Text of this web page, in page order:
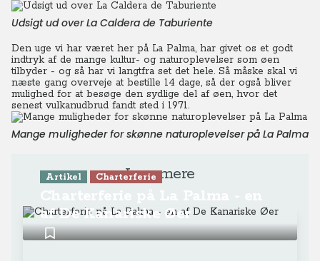
Udsigt ud over La Caldera de Taburiente
Den uge vi har været her på La Palma, har givet os et godt
indtryk af de mange kultur- og naturoplevelser som øen
tilbyder - og så har vi langtfra set det hele. Så måske skal vi
næste gang overveje at bestille 14 dage, så der også bliver
mulighed for at besøge den sydlige del af øen, hvor det
senest vulkanudbrud fandt sted i 1971.
Mange muligheder for skønne naturoplevelser på La Palma
Læs mere
Artikel Charterferie
af De Kanariske Øer